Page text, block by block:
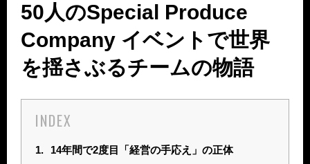
50人のSpecial Produce
Company イベントで世界
を揺さぶるチームの物語
INDEX
1.
14年間で2度目「経営の手応え」の正体